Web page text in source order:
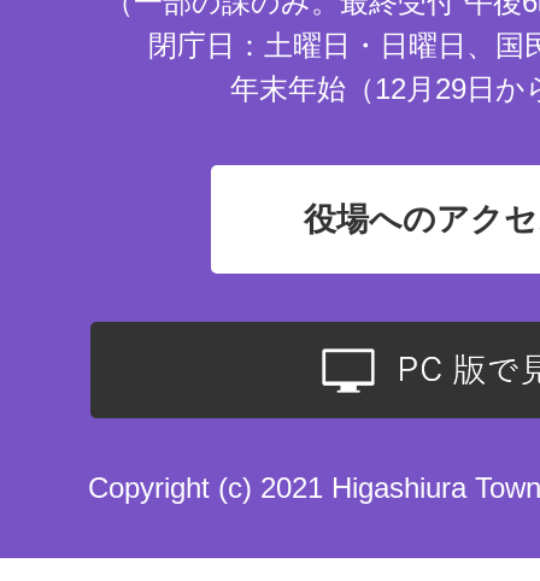
閉庁日：土曜日・日曜日、国
年末年始（12月29日か
役場へのアク
Copyright (c) 2021 Higashiura